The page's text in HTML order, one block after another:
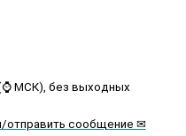
МСК), без выходных
отправить сообщение ✉